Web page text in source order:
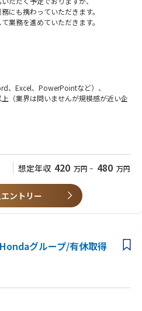
にも携わっていただきます。
業務を進めていただきます。
理、社会保険・労働保険・給付金手
理、健康診断、など
カウト、日程調整、求人管理・計画、
講申込・記録管理、オリエンテーシ
応など）
応対、来客対応、郵便や荷物受取/配
内通達など）
員や外部と関わる機会がたくさんあり
がら働いやすい環境を整備すること
場運営に貢献できます。
、Excel、PowerPointなど）、
界は問いませんが規模感が近い企
大学院卒業
想定年収 420 万円 ~ 480 万円
ントリー
グループ/有休取得